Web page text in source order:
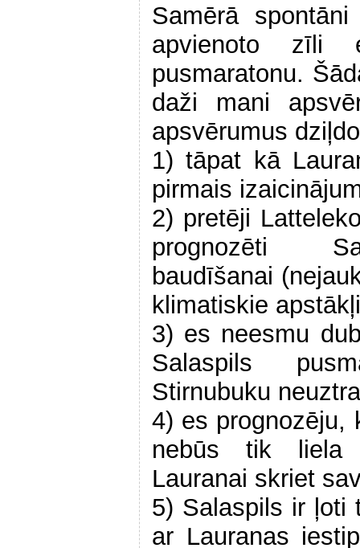
Samērā
apvienoto zīli
pusmaratonu.
daži mani
apsvērumus
1) tāpat kā
pirmais
2) pretēji
prognozēti
baudīšanai
klimatiskie
3) es neesmu
Salaspils
Stirnubuku
4) es prognozēju,
nebūs tik liela
Lauranai skriet
5) Salaspils ir ļoti
ar Lauranas